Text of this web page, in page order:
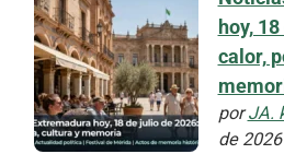
hoy,
calor,
porJA.
de